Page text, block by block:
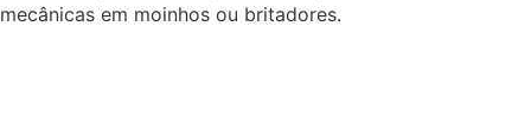
mecânicas em moinhos ou britadores.